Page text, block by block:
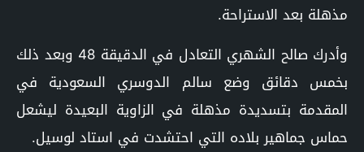
مذهلة بعد الاستراحة.
وأدرك صالح الشهري التعادل في الدقيقة 48 وبعد ذلك
بخمس دقائق وضع سالم الدوسري السعودية في
المقدمة بتسديدة مذهلة في الزاوية البعيدة ليشعل
حماس جماهير بلاده التي احتشدت في استاد لوسيل.